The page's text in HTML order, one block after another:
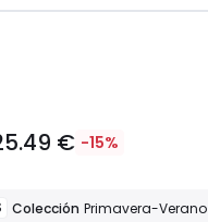
€ -15%
Colección Primavera-Verano